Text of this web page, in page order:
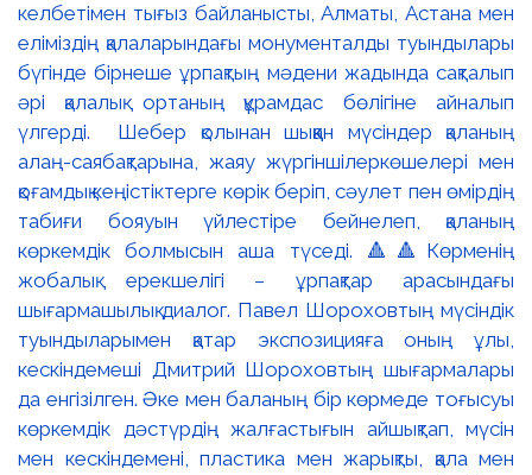
келбетімен тығыз байланысты, Алматы, Астана мен
еліміздің қалаларындағы монументалды туындылары
бүгінде бірнеше ұрпақтың мәдени жадында сақталып
әрі қалалық ортаның құрамдас бөлігіне айналып
үлгерді. Шебер қолынан шыққан мүсіндер қаланың
алаң-саябақтарына, жаяу жүргіншілеркөшелері мен
қоғамдық кеңістіктерге көрік беріп, сәулет пен өмірдің
табиғи бояуын үйлестіре бейнелеп, қаланың
көркемдік болмысын аша түседі. 🔺🔺Көрменің
жобалық ерекшелігі – ұрпақтар арасындағы
шығармашылық диалог. Павел Шороховтың мүсіндік
туындыларымен қатар экспозицияға оның ұлы,
кескіндемеші Дмитрий Шороховтың шығармалары
да енгізілген. Әке мен баланың бір көрмеде тоғысуы
көркемдік дәстүрдің жалғастығын айшықтап, мүсін
мен кескіндемені, пластика мен жарықты, қала мен